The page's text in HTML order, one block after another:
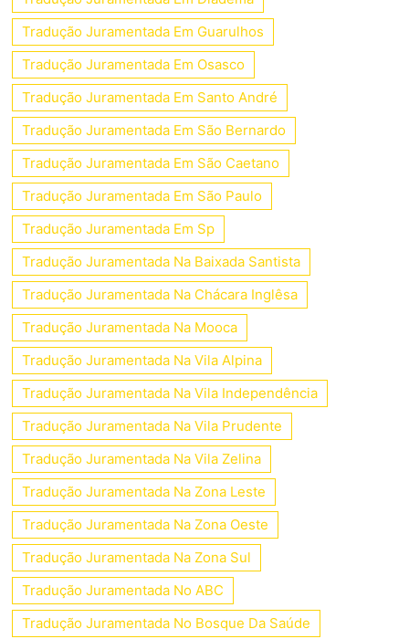
Tradução Juramentada Em Guarulhos
Tradução Juramentada Em Osasco
Tradução Juramentada Em Santo André
Tradução Juramentada Em São Bernardo
Tradução Juramentada Em São Caetano
Tradução Juramentada Em São Paulo
Tradução Juramentada Em Sp
Tradução Juramentada Na Baixada Santista
Tradução Juramentada Na Chácara Inglêsa
Tradução Juramentada Na Mooca
Tradução Juramentada Na Vila Alpina
Tradução Juramentada Na Vila Independência
Tradução Juramentada Na Vila Prudente
Tradução Juramentada Na Vila Zelina
Tradução Juramentada Na Zona Leste
Tradução Juramentada Na Zona Oeste
Tradução Juramentada Na Zona Sul
Tradução Juramentada No ABC
Tradução Juramentada No Bosque Da Saúde